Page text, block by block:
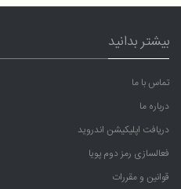
بیشتر بدانید
تماس با ما
درباره ما
دریافت اپلیکیشن اندروید
فعالسازی رمز دوم پویا
قوانین و مقررات